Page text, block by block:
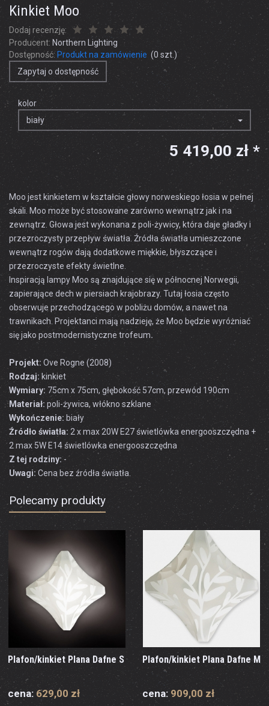
Kinkiet Moo
Dodaj recenzję:
Producent: Northern Lighting
Dostępność: Produkt na zamówienie (0 szt.)
Zapytaj o dostępność
kolor
biały
5 419,00 zł *
Moo jest kinkietem w kształcie głowynorweskiego łosia w pełnej
skali Moo może być stosowane zarówno wewnątrz jak i na
zewnątrz Głowa jest wykonana z poli-żywicy, która daje gładkyi
przezroczystyprzepływ światła. Źródła światłaumieszczone
wewnątrz rogów dają dodatkowe miękkie, błyszczące i
przezroczyste efekty świetlne
Inspiracją lampy Moo są znajdujące się w północnej Norwegii,
zapierające dech w piersiach krajobrazy. Tutaj łosia często
obserwuje przechodzącego w pobliżu domów, a nawetna
trawnikach Projektanci mają nadzieję, że Moo będzie wyróżniać
sięjako postmodernistyczne trofeum.
Projekt: Ove Rogne (2008)
Rodzaj: kinkiet
Wymiary: 75cm x 75cm, głębokość 57cm, przewód 190cm
Materiał: poli-żywica, włókno szklane
Wykończenie:biały
Źródło światła: 2 x max 20W E27 świetlówka energooszczędna +
2 max 5W E14 świetlówka energooszczędna
Z tej rodziny: -
Uwagi: Cena bez źródła światła.
Polecamy produkty
Plafon/kinkiet Plana Dafne S
cena: 629,00 zł
Plafon/kinkiet Plana Dafne M
cena: 909,00 zł